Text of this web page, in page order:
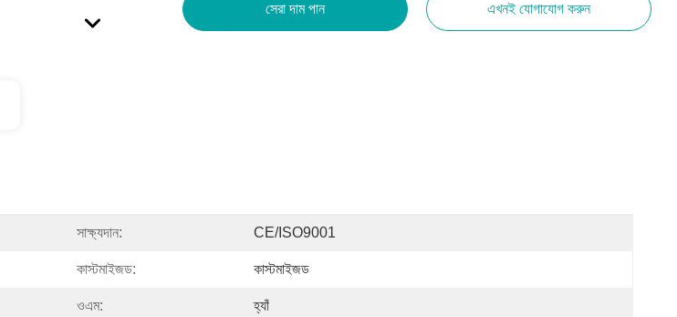
সেরা দাম পান এখনই যোগাযোগ করুন
সাক্ষ্যদান: CE/ISO9001
কাস্টমাইজড: কাস্টমাইজড
ওএম: হ্যাঁ